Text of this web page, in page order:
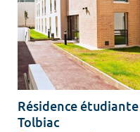
Résidence
Tolbiac